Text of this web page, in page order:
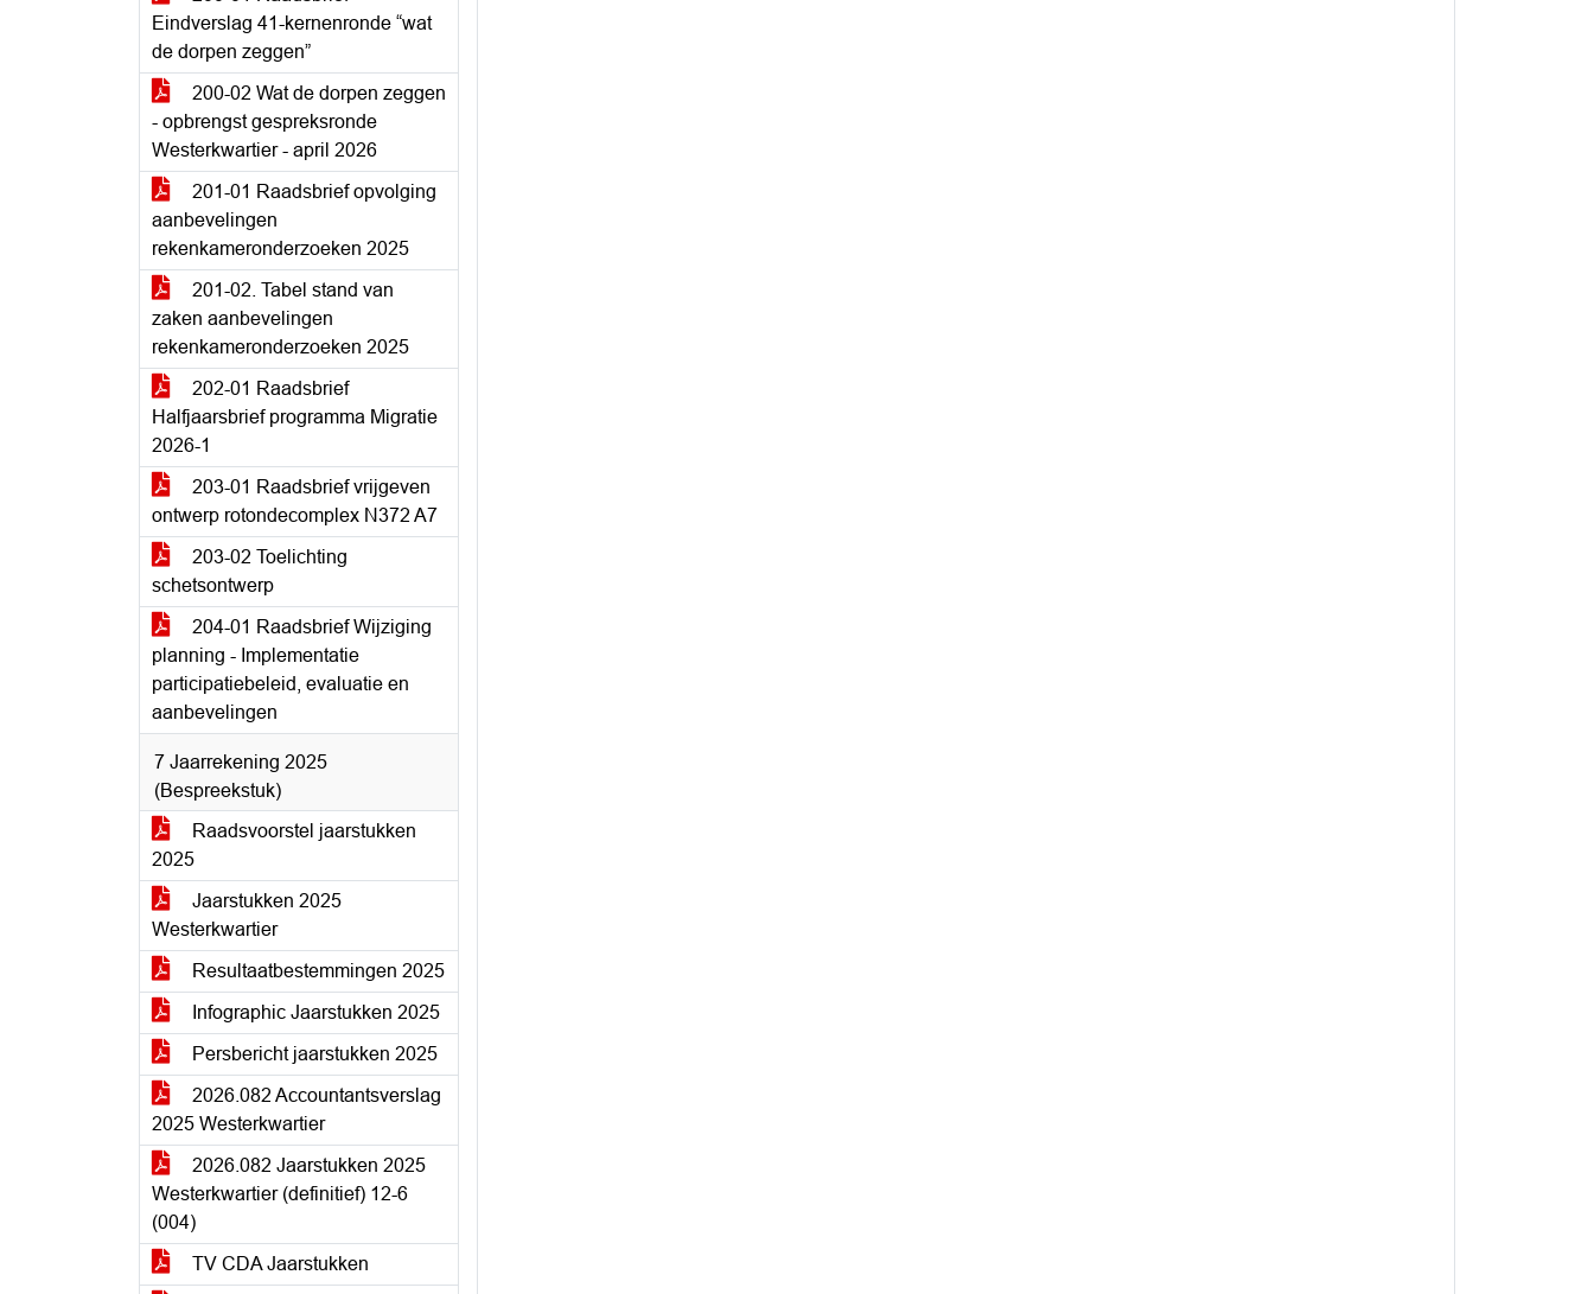
Eindverslag 41-kernenronde “wat
de dorpen zeggen”
200-02 Wat de dorpen zeggen
- opbrengst gespreksronde
Westerkwartier - april 2026
201-01 Raadsbrief opvolging
aanbevelingen
rekenkameronderzoeken 2025
201-02. Tabel stand van
zaken aanbevelingen
rekenkameronderzoeken 2025
202-01 Raadsbrief
Halfjaarsbrief programma Migratie
2026-1
203-01 Raadsbrief vrijgeven
ontwerp rotondecomplex N372 A7
203-02 Toelichting
schetsontwerp
204-01 Raadsbrief Wijziging
planning - Implementatie
participatiebeleid, evaluatie en
aanbevelingen
7 Jaarrekening 2025
(Bespreekstuk)
Raadsvoorstel jaarstukken
2025
Jaarstukken 2025
Westerkwartier
Resultaatbestemmingen 2025
Infographic Jaarstukken 2025
Persbericht jaarstukken 2025
2026.082 Accountantsverslag
2025 Westerkwartier
2026.082 Jaarstukken 2025
Westerkwartier (definitief) 12-6
(004)
TV CDA Jaarstukken